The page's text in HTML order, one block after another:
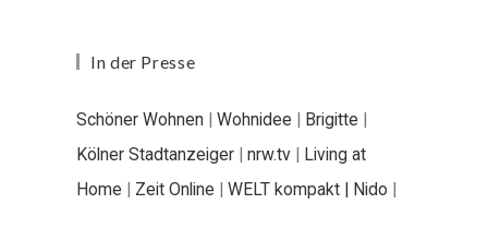
In der Presse
Schöner Wohnen | Wohnidee | Brigitte |
Kölner Stadtanzeiger | nrw.tv | Living at
Home | Zeit Online | WELT kompakt | Nido |